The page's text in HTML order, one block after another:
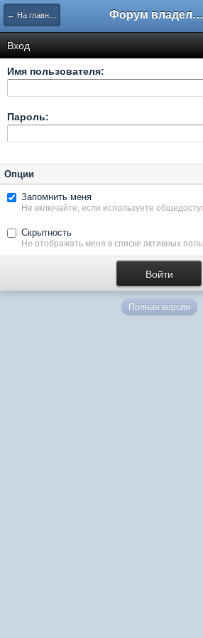
← На главную Форум владельцев интернет-магазинов
Вход
Имя пользователя:
Пароль:
Опции
Запомнить меня
Не включайте, если используете
Скрытность
Не отображать меня в списке активных
Полная версия